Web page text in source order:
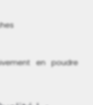
en poudre